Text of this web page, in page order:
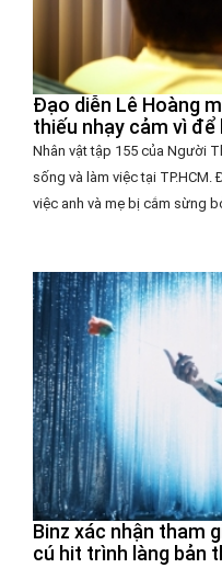
Đạo diễn Lê Hoàng
thiếu nhạy cảm vì
Nhân vật tập 155 của Người
sống và làm việc tại
việc anh và mẹ bị cắm sừng
Binz xác nhận tham
cú hit trình làng bản